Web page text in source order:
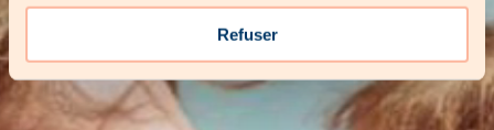
Refuser